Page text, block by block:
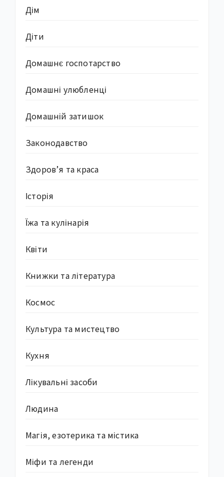
Дім
Діти
Домашнє госпотарство
Домашні улюбленці
Домашній затишок
Законодавство
Здоров’я та краса
Історія
Їжа та кулінарія
Квіти
Книжки та література
Космос
Культура та мистецтво
Кухня
Лікувальні засоби
Людина
Магія, езотерика та містика
Міфи та легенди